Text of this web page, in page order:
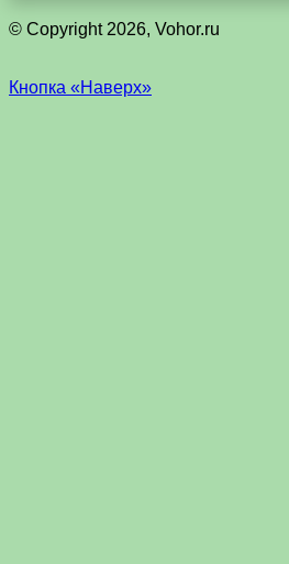
© Copyright 2026, Vohor.ru
Кнопка «Наверх»